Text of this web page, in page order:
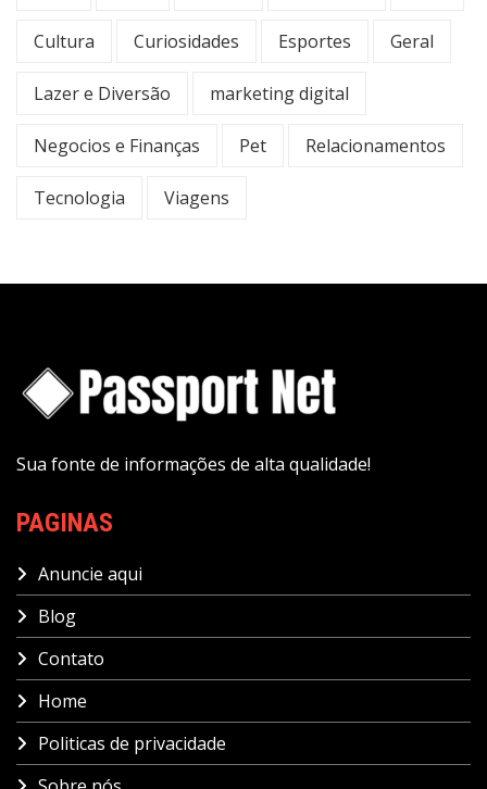
Cultura Curiosidades Esportes Geral
Lazer e Diversão marketing digital
Negocios e Finanças Pet Relacionamentos
Tecnologia Viagens
Sua fonte de informações de alta qualidade!
PAGINAS
Anuncie aqui
Blog
Contato
Home
Politicas de privacidade